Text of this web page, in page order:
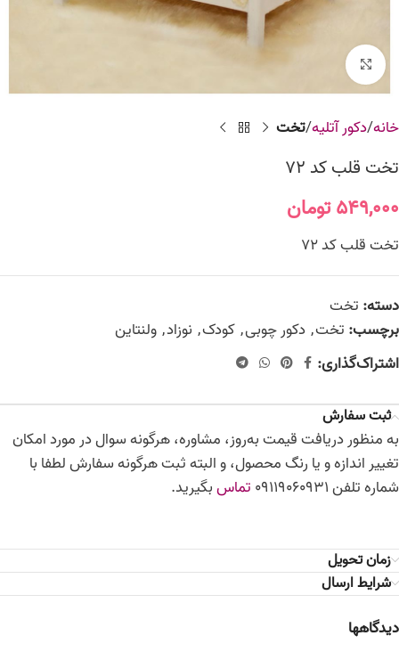
برای بزرگنمایی کلیک کنید
خانه دکور آتلیه تخت
تخت قلب کد 72
۵۴۹,۰۰۰تومان
تخت قلب کد 72
دسته: تخت
برچسب: تخت, دکور چوبی, کودک, نوزاد, ولنتاین
اشتراک‌گذاری:
ثبت سفارش
به منظور دریافت قیمت به‌روز، مشاوره، هرگونه سوال در مورد امکان
تغییر اندازه و یا رنگ محصول، و البته ثبت هرگونه سفارش لطفا با
شماره تلفن 09119060931
تماسبگیرید.
زمان تحویل
شرایط ارسال
دیدگاهها